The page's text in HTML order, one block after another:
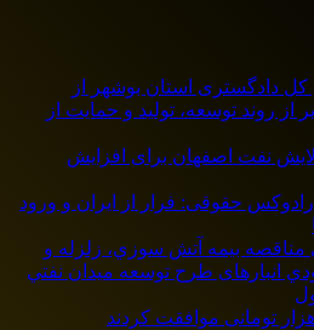
کل دادگستری استان بوشهر از
از روند توسعه، تولید و حمایت از
نفت اصفهان برای افزایش
حقوقی: فرار از ایران و ورود
بيمه آتش سوزي، زلزله و
انبارهای طرح توسعه ميدان نفتي